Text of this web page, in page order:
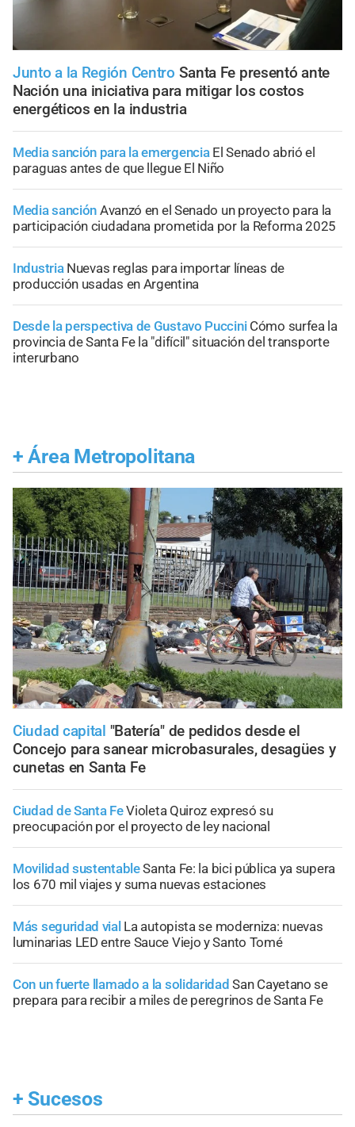
Junto a la Región Centro Santa Fe presentó ante
Nación una iniciativa para mitigar los costos
energéticos en la industria
Media sanción para la emergencia El Senado abrió el
paraguas antes de que llegue El Niño
Media sanción Avanzó en el Senado un proyecto para la
participación ciudadana prometida por la Reforma 2025
Industria Nuevas reglas para importar líneas de
producción usadas en Argentina
Desde la perspectiva de Gustavo Puccini Cómo surfea la
provincia de Santa Fe la "difícil" situación del transporte
interurbano
+ Área Metropolitana
Ciudad capital "Batería" de pedidos desde el
Concejo para sanear microbasurales, desagües y
cunetas en Santa Fe
Ciudad de Santa FeVioleta Quiroz expresó su
preocupación por el proyecto de ley nacional
Movilidad sustentableSanta Fe: la bici pública ya supera
los 670 mil viajes y suma nuevas estaciones
Más seguridad vial La autopista se moderniza: nuevas
luminarias LED entre Sauce Viejo y Santo Tomé
Con un fuerte llamado a la solidaridad San Cayetano se
prepara para recibir a miles de peregrinos de Santa Fe
+ Sucesos